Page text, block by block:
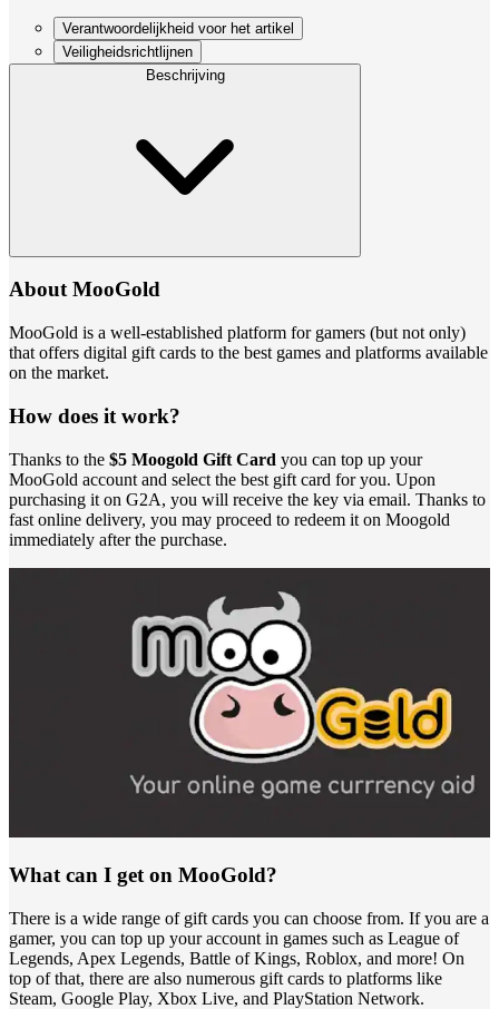
Verantwoordelijkheid voor het artikel
Veiligheidsrichtlijnen
Beschrijving
About MooGold
MooGold is a well-established platform for gamers (but not only)
that offers digital gift cards to the best games and platforms available
on the market.
How does it work?
Thanks to the $5 Moogold Gift Card you can top up your
MooGold account and select the best gift card for you. Upon
purchasing it on G2A, you will receive the key via email. Thanks to
fast online delivery, you may proceed to redeem it on Moogold
immediately after the purchase.
What can I get on MooGold?
There is a wide range of gift cards you can choose from. If you are a
gamer, you can top up your account in games such as League of
Legends, Apex Legends, Battle of Kings, Roblox, and more! On
top of that, there are also numerous gift cards to platforms like
Steam, Google Play, Xbox Live, and PlayStation Network.